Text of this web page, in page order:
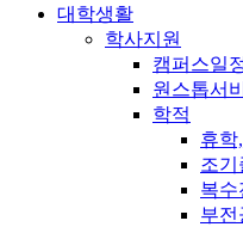
대학생활
학사지원
캠퍼스일
원스톱서
학적
휴학
조기
복수
부전